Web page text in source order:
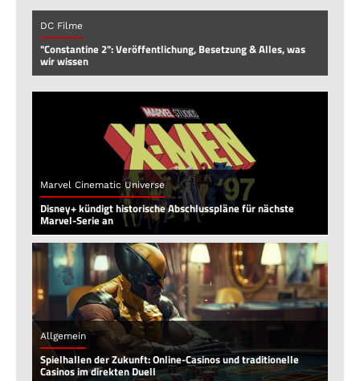
DC Filme
"Constantine 2": Veröffentlichung, Besetzung & Alles, was
wir wissen
Marvel Cinematic Universe
Disney+ kündigt historische Abschlusspläne für nächste
Marvel-Serie an
Allgemein
Spielhallen der Zukunft: Online-Casinos und traditionelle
Casinos im direkten Duell